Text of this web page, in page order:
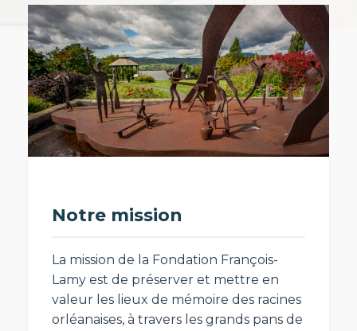
Notre mission
La mission de la Fondation François-
Lamy est de préserver et mettre en
valeur les lieux de mémoire des racines
orléanaises, à travers les grands pans de